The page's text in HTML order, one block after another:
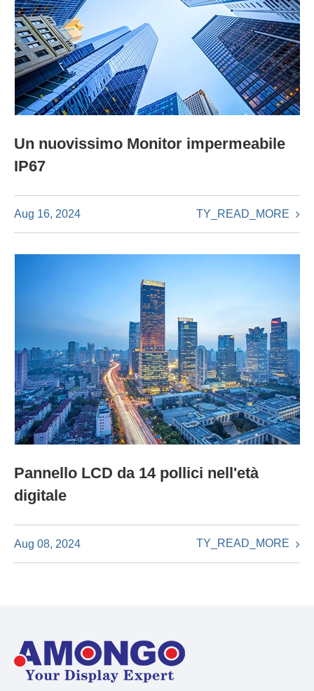
Un nuovissimo Monitor impermeabile
IP67
Aug 16, 2024 TY_READ_MORE
Pannello LCD da 14 pollici nell'età
digitale
Aug 08, 2024 TY_READ_MORE